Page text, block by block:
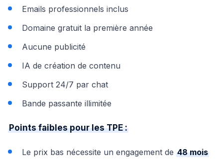
Emails professionnels inclus
Domaine gratuit la première année
Aucune publicité
IA de création de contenu
Support 24/7 par chat
Bande passante illimitée
Points faibles pour les TPE :
Le prix bas nécessite un engagement de 48 mois